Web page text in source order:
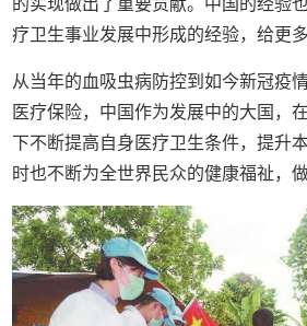
的实现做出了重要贡献。中国的经验
疗卫生事业发展中形成的经验，给更
从当年的血吸虫病防控到如今新冠疫
医疗保险，中国作为发展中的大国，
下不断提高自身医疗卫生条件，提升
时也不断为全世界民众的健康福祉，